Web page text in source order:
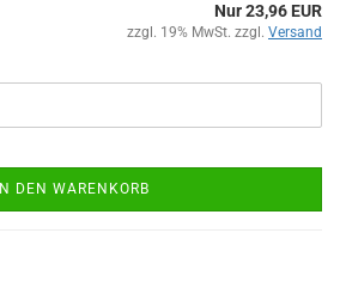
Nur 23,96 EUR
zzgl. 19% MwSt. zzgl. Versand
IN DEN WARENKORB